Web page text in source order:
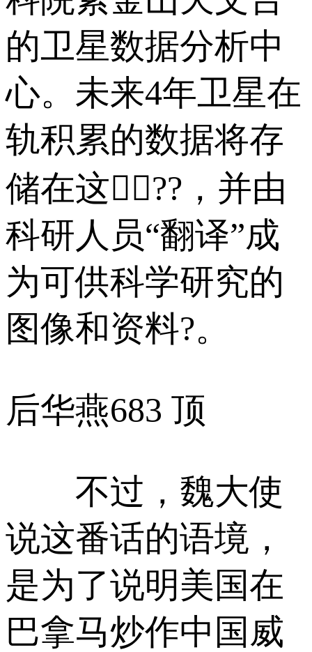
的卫星数据分析中
心。未来4年卫星在
轨积累的数据将存
储在这里⃣??，并由
科研人员“翻译”成
为可供科学研究的
图像和资料?。
后华燕683 顶
不过，魏大使
说这番话的语境，
是为了说明美国在
巴拿马炒作中国威